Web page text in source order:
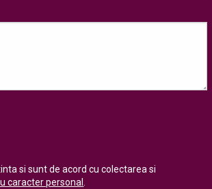
si sunt de acord cu colectarea si
caracter personal.